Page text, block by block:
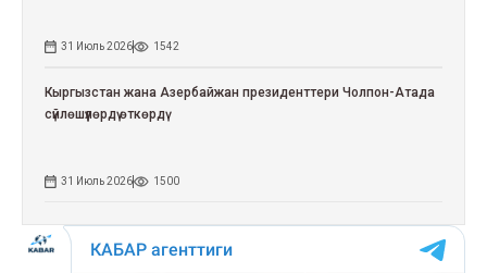
31 Июль 2026 1542
Кыргызстан жана Азербайжан президенттери Чолпон-Атада
сүйлөшүүлөрдү өткөрдү
31 Июль 2026 1500